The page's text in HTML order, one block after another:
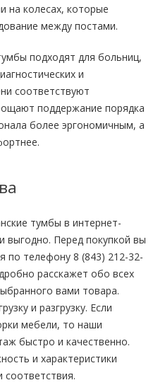
на колесах, которые
между постами.
подходят для больниц,
и
соответствуют
поддержание порядка
более эргономичным, а
тумбы в интернет-
выгодно. Перед покупкой вы
по телефону 8 (843) 212-32-
расскажет обо всех
вами товара.
и разгрузку. Если
мебели, то наши
быстро и качественно.
и характеристики